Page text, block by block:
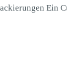
Ein